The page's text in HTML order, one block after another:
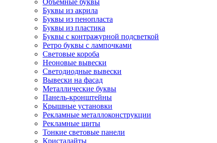
Объемные буквы
Буквы из акрила
Буквы из пенопласта
Буквы из пластика
Буквы с контражурной подсветкой
Ретро буквы с лампочками
Световые короба
Неоновые вывески
Светодиодные вывески
Вывески на фасад
Металлические буквы
Панель-кронштейны
Крышные установки
Рекламные металлоконструкции
Рекламные щиты
Тонкие световые панели
Кристалайты